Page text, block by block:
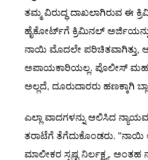
ತಮ್ಮ ವಿರುದ್ಧ ದಾಖಲಾಗಿರುವ ಈ
ಹೈಕೋರ್ಟ್‌ಗೆ ಕ್ರಿಮಿನಲ್ ಅರ್ಜಿಯನ್ನು
ನಾಯಿ ಮೊದಲೇ
ಅಪಾಯಕಾರಿಯಲ್ಲ. ಪೊಲೀಸ್
ಅಲ್ಲದೆ, ದೂರುದಾರರು ಹಣಕ್ಕಾಗಿ
ಎಲ್ಲಾ ವಾದಗಳನ್ನು ಆಲಿಸಿದ
ತರಾಟೆಗೆ ತೆಗೆದುಕೊಂಡರು.
ಮಾಲೀಕರ ಸ್ಪಷ್ಟ ನಿರ್ಲಕ್ಷ್ಯ.